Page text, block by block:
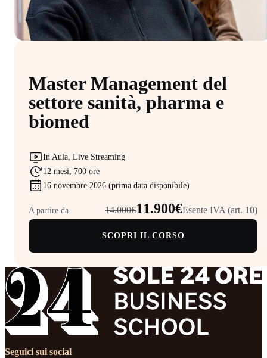
Master Management del
settore sanità, pharma e
biomed
In Aula, Live Streaming
12 mesi, 700 ore
16 novembre 2026 (prima data disponibile)
A partire da 14.000€11.900€Esente IVA (art. 10)
SCOPRI IL CORSO
Seguici sui social